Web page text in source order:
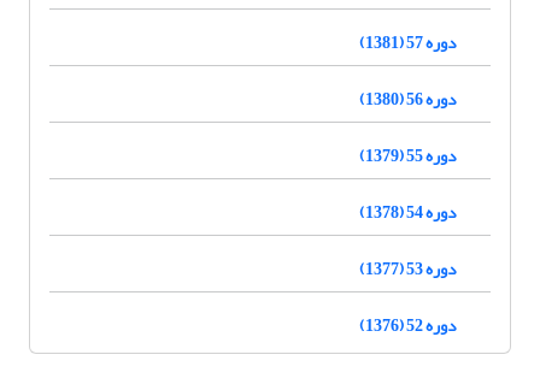
دوره 57 (1381)
دوره 56 (1380)
دوره 55 (1379)
دوره 54 (1378)
دوره 53 (1377)
دوره 52 (1376)